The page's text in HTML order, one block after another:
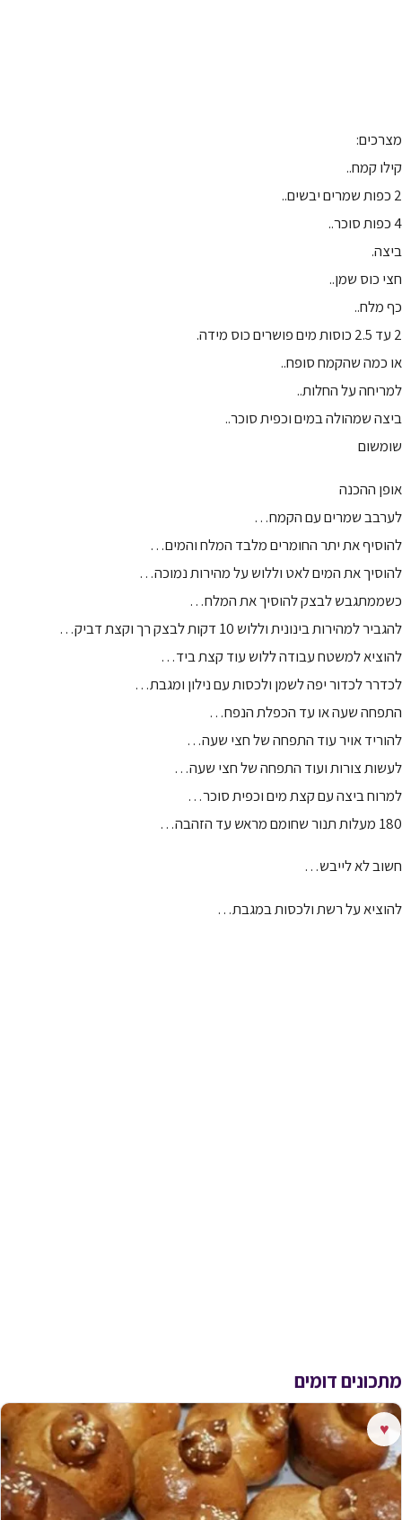
מצרכים:
קילו קמח..
2 כפות שמרים יבשים..
4 כפות סוכר..
ביצה.
חצי כוס שמן..
כף מלח..
2 עד 2.5 כוסות מים פושרים כוס מידה.
או כמה שהקמח סופח..
למריחה על החלות..
ביצה שמהולה במים וכפית סוכר..
שומשום
אופן ההכנה
לערבב שמרים עם הקמח…
להוסיף את יתר החומרים מלבד המלח והמים…
להוסיך את המים לאט וללוש על מהירות נמוכה…
כשממתגבש לבצק להוסיך את המלח…
להגביר למהירות בינונית וללוש 10 דקות לבצק רך וקצת דביק…
להוציא למשטח עבודה ללוש עוד קצת ביד…
לכדרר לכדור יפה לשמן ולכסות עם נילון ומגבת…
התפחה שעה או עד הכפלת הנפח…
להוריד אויר עוד התפחה של חצי שעה…
לעשות צורות ועוד התפחה של חצי שעה…
למרוח ביצה עם קצת מים וכפית סוכר…
180 מעלות תנור שחומם מראש עד הזהבה…
חשוב לא לייבש…
להוציא על רשת ולכסות במגבת…
מתכונים דומים
♥